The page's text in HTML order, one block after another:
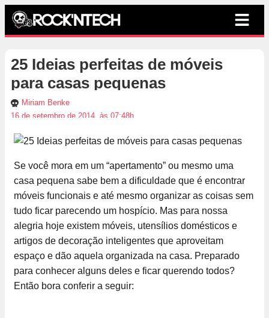
25 Ideias perfeitas de móveis
para casas pequenas
Miriam Benke
16 de setembro de 2014, às 07:48h
Se você mora em um “apertamento” ou mesmo uma
casa pequena sabe bem a dificuldade que é encontrar
móveis funcionais e até mesmo organizar as coisas sem
tudo ficar parecendo um hospício. Mas para nossa
alegria hoje existem móveis, utensílios domésticos e
artigos de decoração inteligentes que aproveitam
espaço e dão aquela organizada na casa. Preparado
para conhecer alguns deles e ficar querendo todos?
Então bora conferir a seguir: